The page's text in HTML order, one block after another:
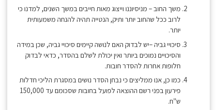
משך החוב – מניסיוננו וייצוג מאות חייבים במשך השנים, למדנו כי
לרוב ככל שהחוב יותר ותיק, הנטייה תהיה להנחה משמעותית
יותר.
סיכויי גביה –יש לבדוק האם לנושה קיימים סיכויי גביה, שכן במידה
והסיכויים נמוכים ביותר ואין יכולת לשלם בהסדר, כדאי לבדוק
חלופות אחרות להסדר חובות.
כמו כן, אנו ממליצים כי נבחן הסדר נושים במסגרת הליכי חדלות
פירעון בפני רשם ההוצאה לפועל בחובות שסכומם עד 150,000
ש"ח.